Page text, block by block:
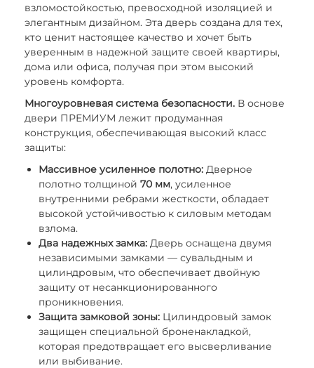
взломостойкостью, превосходной изоляцией и
элегантным дизайном. Эта дверь создана для тех,
кто ценит настоящее качество и хочет быть
уверенным в надежной защите своей квартиры,
дома или офиса, получая при этом высокий
уровень комфорта.
Многоуровневая система безопасности. В основе
двери ПРЕМИУМ лежит продуманная
конструкция, обеспечивающая высокий класс
защиты:
Массивное усиленное полотно: Дверное
полотно толщиной 70 мм, усиленное
внутренними ребрами жесткости, обладает
высокой устойчивостью к силовым методам
взлома.
Два надежных замка: Дверь оснащена двумя
независимыми замками — сувальдным и
цилиндровым, что обеспечивает двойную
защиту от несанкционированного
проникновения.
Защита замковой зоны: Цилиндровый замок
защищен специальной броненакладкой,
которая предотвращает его высверливание
или выбивание.